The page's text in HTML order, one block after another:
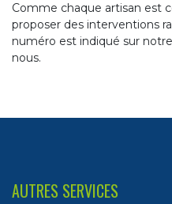
Comme chaque artisan est
proposer des interventions
numéro est indiqué sur
nous.
AUTRES SERVICES